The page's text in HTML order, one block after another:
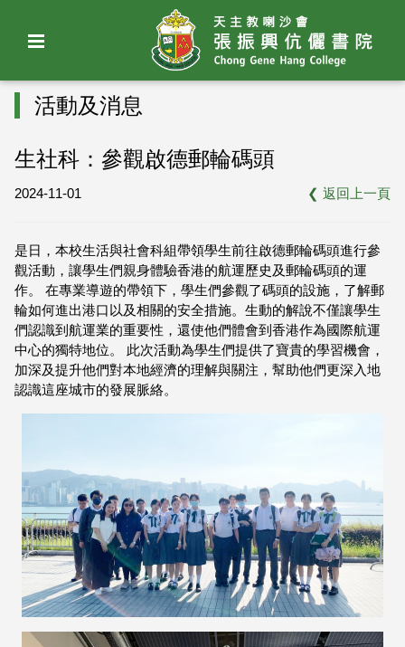
活動及消息
生社科：參觀啟德郵輪碼頭
2024-11-01 ❮ 返回上一頁
是日，本校生活與社會科組帶領學生前往啟德郵輪碼頭進行參
觀活動，讓學生們親身體驗香港的航運歷史及郵輪碼頭的運
作。 在專業導遊的帶領下，學生們參觀了碼頭的設施，了解郵
輪如何進出港口以及相關的安全措施。生動的解說不僅讓學生
們認識到航運業的重要性，還使他們體會到香港作為國際航運
中心的獨特地位。 此次活動為學生們提供了寶貴的學習機會，
加深及提升他們對本地經濟的理解與關注，幫助他們更深入地
認識這座城市的發展脈絡。